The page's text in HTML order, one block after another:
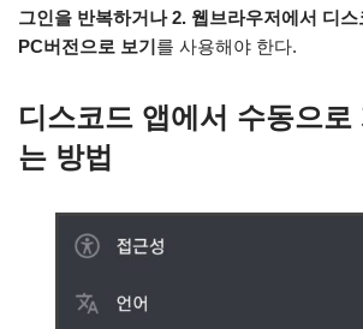
그인을 반복하거나 2. 웹브라우저에서 디
PC버전으로 보기를 사용해야 한다.
디스코드 앱에서 수동으로
는 방법